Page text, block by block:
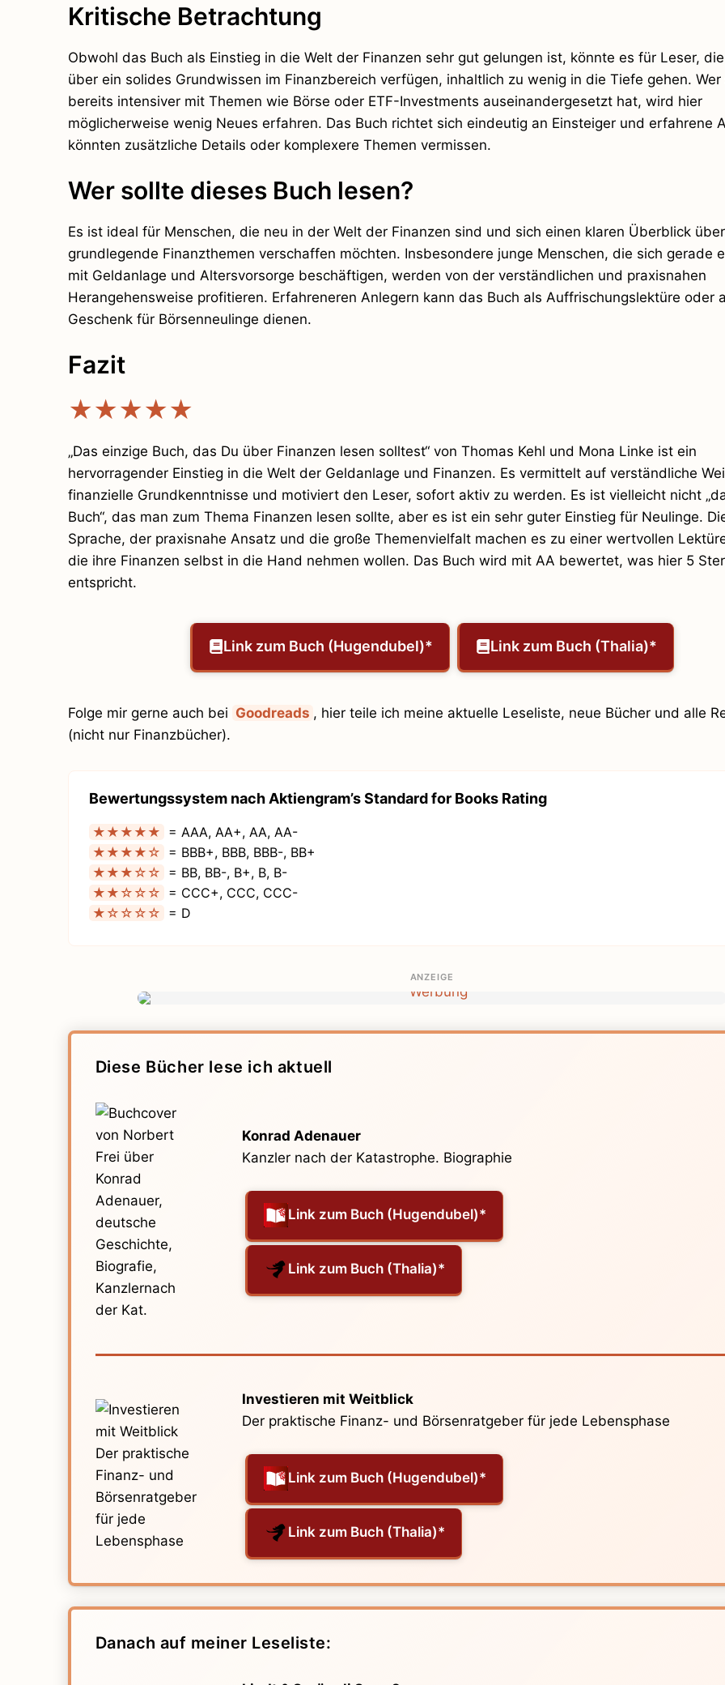
Kritische Betrachtung
Obwohl das Buch als Einstieg in die Welt der Finanzen sehr gut gelungen ist, könnte es für Leser,
über ein solides Grundwissen im Finanzbereich verfügen, inhaltlich zu wenig in die Tiefe gehen. Wer
bereits intensiver mit Themen wie Börse oder ETF-Investments auseinandergesetzt hat, wird hier
möglicherweise wenig Neues erfahren. Das Buch richtet sich eindeutig an Einsteiger und erfahrene
könnten zusätzliche Details oder komplexere Themen vermissen.
Wer sollte dieses Buch lesen?
Es ist ideal für Menschen, die neu in der Welt der Finanzen sind und sich einen klaren Überblick über
grundlegende Finanzthemen verschaffen möchten. Insbesondere junge Menschen, die sich gerade
mit Geldanlage und Altersvorsorge beschäftigen, werden von der verständlichen und praxisnahen
Herangehensweise profitieren. Erfahreneren Anlegern kann das Buch als Auffrischungslektüre oder
Geschenk für Börsenneulinge dienen.
Fazit
★★★★★
„Das einzige Buch, das Du über Finanzen lesen solltest“ von Thomas Kehl und Mona Linke ist ein
hervorragender Einstieg in die Welt der Geldanlage und Finanzen. Es vermittelt auf verständliche
finanzielle Grundkenntnisse und motiviert den Leser, sofort aktiv zu werden. Es ist vielleicht nicht
Buch“, das man zum Thema Finanzen lesen sollte, aber es ist ein sehr guter Einstieg für Neulinge.
Sprache, der praxisnahe Ansatz und die große Themenvielfalt machen es zu einer wertvollen
die ihre Finanzen selbst in die Hand nehmen wollen. Das Buch wird mit AA bewertet, was hier 5
entspricht.
Link zum Buch (Hugendubel)* Link zum Buch (Thalia)*
Folge mir gerne auch bei Goodreads , hier teile ich meine aktuelle Leseliste, neue Bücher und alle
(nicht nur Finanzbücher).
Bewertungssystem nach Aktiengram’s Standard for Books Rating
★★★★★ = AAA, AA+, AA, AA-
★★★★☆ = BBB+, BBB, BBB-, BB+
★★★☆☆ = BB, BB-, B+, B, B-
★★☆☆☆ = CCC+, CCC, CCC-
★☆☆☆☆ = D
ANZEIGE
Diese Bücher lese ich aktuell
Konrad Adenauer
Kanzler nach der Katastrophe. Biographie
Link zum Buch (Hugendubel)*
Link zum Buch (Thalia)*
Investieren mit Weitblick
Der praktische Finanz- und Börsenratgeber für jede Lebensphase
Link zum Buch (Hugendubel)*
Link zum Buch (Thalia)*
Danach auf meiner Leseliste: